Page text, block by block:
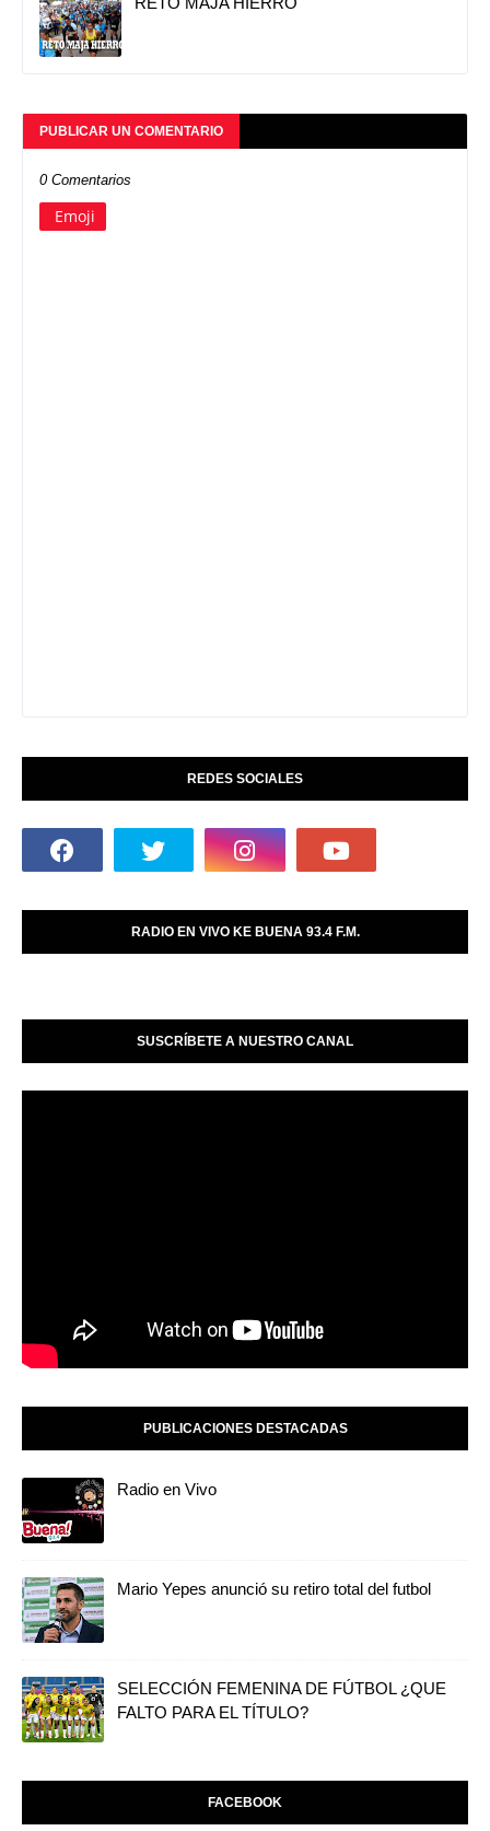
PUBLICAR UN COMENTARIO
0 Comentarios
Emoji
REDES SOCIALES
RADIO EN VIVO KE BUENA 93.4 F.M.
SUSCRÍBETE A NUESTRO CANAL
PUBLICACIONES DESTACADAS
Radio en Vivo
Mario Yepes anunció su retiro total del futbol
SELECCIÓN FEMENINA DE FÚTBOL ¿QUE
FALTO PARA EL TÍTULO?
FACEBOOK